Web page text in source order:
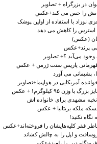
بزرگراه + تصاویر
را حس می کند+عکس
با استفاده از اولین پوشک
را کاهش می دهد
(عکس)
می‌آید ؟+ تصاویر
پاریس سنت ژرمن + عکس
می آورد
آمریکایی در هواپیما+تصاویر
کیلوگرم! + عکس
مشهدی برای خانواده اش
بریتانیا + عکس
کلیه‌هایشان را فروخته‌اند+عکس
و اپل را به چالش کشاند